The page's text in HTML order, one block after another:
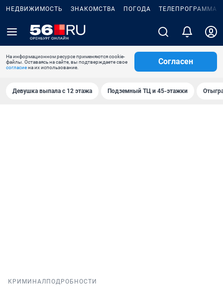
НЕДВИЖИМОСТЬ ЗНАКОМСТВА ПОГОДА ТЕЛЕПРОГРАММА
На информационном ресурсе применяются cookie-
файлы. Оставаясь на сайте, вы подтверждаете свое
согласиена их использование.
Согласен
Девушка выпала с 12 этажа Подземный ТЦ и 45-этажки
КРИМИНАЛ ПОДРОБНОСТИ